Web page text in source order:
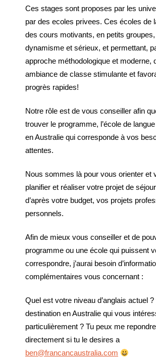
Ces stages sont proposes par les
par des ecoles privees. Ces écoles de
des cours motivants, en petits
dynamisme et sérieux, et permettant,
approche méthodologique et moderne,
ambiance de classe stimulante et
progrès rapides!
Notre rôle est de vous conseiller afin
trouver le programme, l’école de
en Australie qui corresponde à vos
attentes.
Nous sommes là pour vous orienter et
planifier et réaliser votre projet de
d’après votre budget, vos projets
personnels.
Afin de mieux vous conseiller et de
programme ou une école qui puissent
correspondre, j’aurai besoin
complémentaires vous concernant :
Quel est votre niveau d’anglais actuel
destination en Australie qui vous
particulièrement ? Tu peux me
directement si tu le desires a
ben@francancaustralia.com